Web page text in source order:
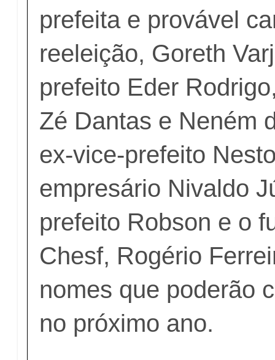
prefeita e provável
reeleição, Goreth
prefeito Eder
Zé Dantas e Neném
ex-vice-prefeito
empresário Nivaldo
prefeito Robson e o
Chesf, Rogério
nomes que poderão
no próximo ano.